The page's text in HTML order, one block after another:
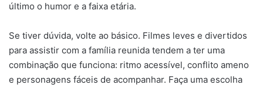
último o humor e a faixa etária.
Se tiver dúvida, volte ao básico. Filmes leves e divertidos
para assistir com a família reunida tendem a ter uma
combinação que funciona: ritmo acessível, conflito ameno
e personagens fáceis de acompanhar. Faça uma escolha